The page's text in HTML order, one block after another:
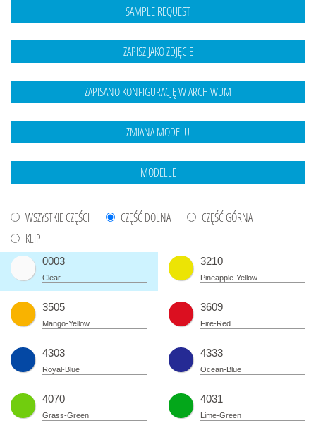
WSZYSTKIE CZĘŚCI CZĘŚĆ DOLNA
CZĘŚĆ GÓRNA
KLIP
0003
Clear
3210
Pineapple-Yellow
3505
Mango-Yellow
3609
Fire-Red
4303
Royal-Blue
4333
Ocean-Blue
4070
Grass-Green
4031
Lime-Green